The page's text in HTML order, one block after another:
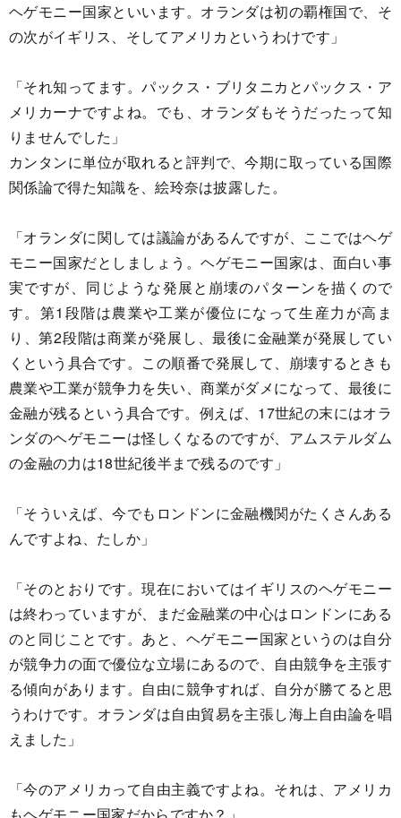
ヘゲモニー国家といいます。オランダは初の覇権国で、そ
の次がイギリス、そしてアメリカというわけです」
「それ知ってます。パックス・ブリタニカとパックス・ア
メリカーナですよね。でも、オランダもそうだったって知
りませんでした」
カンタンに単位が取れると評判で、今期に取っている国際
関係論で得た知識を、絵玲奈は披露した。
「オランダに関しては議論があるんですが、ここではヘゲ
モニー国家だとしましょう。ヘゲモニー国家は、面白い事
実ですが、同じような発展と崩壊のパターンを描くので
す。第1段階は農業や工業が優位になって生産力が高ま
り、第2段階は商業が発展し、最後に金融業が発展してい
くという具合です。この順番で発展して、崩壊するときも
農業や工業が競争力を失い、商業がダメになって、最後に
金融が残るという具合です。例えば、17世紀の末にはオラ
ンダのヘゲモニーは怪しくなるのですが、アムステルダム
の金融の力は18世紀後半まで残るのです」
「そういえば、今でもロンドンに金融機関がたくさんある
んですよね、たしか」
「そのとおりです。現在においてはイギリスのヘゲモニー
は終わっていますが、まだ金融業の中心はロンドンにある
のと同じことです。あと、ヘゲモニー国家というのは自分
が競争力の面で優位な立場にあるので、自由競争を主張す
る傾向があります。自由に競争すれば、自分が勝てると思
うわけです。オランダは自由貿易を主張し海上自由論を唱
えました」
「今のアメリカって自由主義ですよね。それは、アメリカ